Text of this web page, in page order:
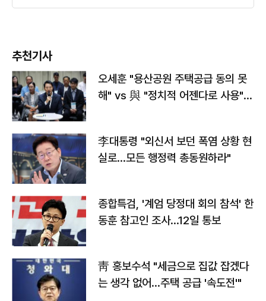
추천기사
오세훈 "용산공원 주택공급 동의 못
해" vs 與 "정치적 어젠다로 사용"
李대통령 "외신서 보던 폭염 상황 현
실로…모든 행정력 총동원하라"
종합특검, '계엄 당정대 회의 참석' 한
동훈 참고인 조사...12일 통보
靑 홍보수석 "세금으로 집값 잡겠다
는 생각 없어…주택 공급 '속도전'"